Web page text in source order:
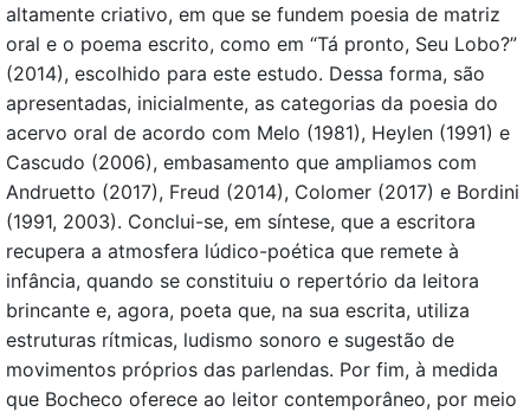
altamente criativo, em que se fundem poesia de matriz
oral e o poema escrito, como em “Tá pronto, Seu Lobo?”
(2014), escolhido para este estudo. Dessa forma, são
apresentadas, inicialmente, as categorias da poesia do
acervo oral de acordo com Melo (1981), Heylen (1991) e
Cascudo (2006), embasamento que ampliamos com
Andruetto (2017), Freud (2014), Colomer (2017) e Bordini
(1991, 2003). Conclui-se, em síntese, que a escritora
recupera a atmosfera lúdico-poética que remete à
infância, quando se constituiu o repertório da leitora
brincante e, agora, poeta que, na sua escrita, utiliza
estruturas rítmicas, ludismo sonoro e sugestão de
movimentos próprios das parlendas. Por fim, à medida
que Bocheco oferece ao leitor contemporâneo, por meio